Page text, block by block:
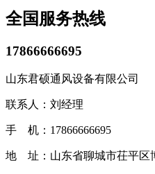
全国服务热线
17866666695
山东君硕通风设备有限公司
联系人：刘经理
手 机：17866666695
地 址：山东省聊城市茌平区